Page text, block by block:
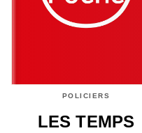
POLICIERS
LES TEMPS